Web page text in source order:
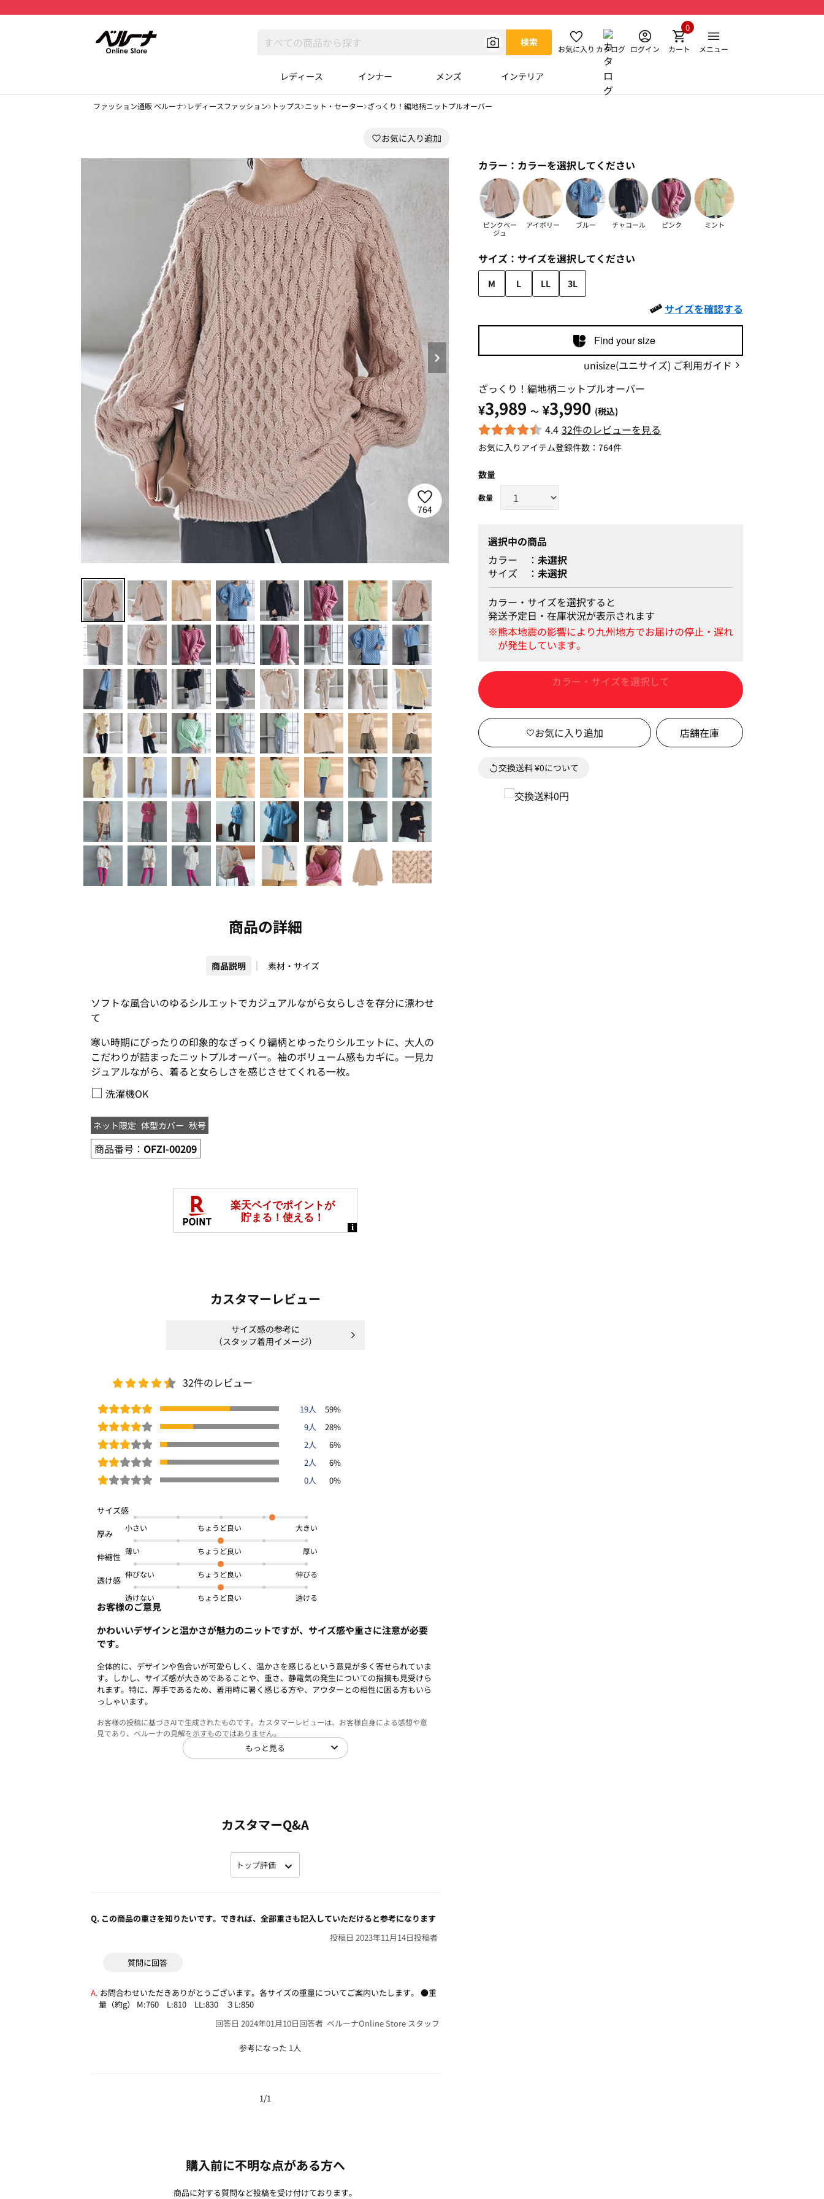
検索
お気に入り カタログ ログイン カート
0
メニュー
レディース インナー メンズ インテリア
ファッション通販 ベルーナ レディースファッション トップス ニット・セーター ざっくり！編地柄ニットプルオーバー
764
ピンクベージュ
商品の詳細
商品説明 素材・サイズ
ソフトな風合いのゆるシルエットでカジュアルながら女らしさを存分に漂わせ
て
寒い時期にぴったりの印象的なざっくり編柄とゆったりシルエットに、大人の
こだわりが詰まったニットプルオーバー。袖のボリューム感もカギに。一見カ
ジュアルながら、着ると女らしさを感じさせてくれる一枚。
□ 洗濯機OK
ネット限定 体型カバー 秋号
商品番号： OFZI-00209
カスタマーレビュー
サイズ感の参考に
（スタッフ着用イメージ）
32件のレビュー
19人
59%
9人
28%
2人
6%
2人
6%
0人
0%
小さい 大きい
薄い 厚い
伸びない 伸びる
透けない 透ける
お客様のご意見
かわいいデザインと温かさが魅力のニットですが、サイズ感や重さに注意が必要
です。
全体的に、デザインや色合いが可愛らしく、温かさを感じるという意見が多く寄せられていま
す。しかし、サイズ感が大きめであることや、重さ、静電気の発生についての指摘も見受けら
れます。特に、厚手であるため、着用時に暑く感じる方や、アウターとの相性に困る方もいら
っしゃいます。
お客様の投稿に基づきAIで生成されたものです。カスタマーレビューは、お客様自身による感想や意
見であり、ベルーナの見解を示すものではありません。
もっと見る
カスタマーQ&A
Q. この商品の重さを知りたいです。できれば、全部重さも記入していただけると参考になります
投稿者
投稿日 2023年11月14日
お問合わせいただきありがとうございます。各サイズの重量についてご案内いたします。 ●重
量（約g）
M:760 L:810 LL:830 ３L:850
回答者 ベルーナOnline Store スタッフ
回答日 2024年01月10日
参考になった 1人
質問に回答
1/1
購入前に不明な点がある方へ
商品に対する質問など投稿を受け付けております。
カラー： カラーを選択してください
ピンクベー
ジュ
アイボリー ブルー チャコール ピンク ミント
サイズ： サイズを選択してください
M L LL 3L
サイズを確認する
Find your size
unisize(ユニサイズ) ご利用ガイド
ざっくり！編地柄ニットプルオーバー
¥3,989 ～ ¥3,990 (税込)
4.4 32件のレビューを見る
お気に入りアイテム登録件数： 764件
数量
選択中の商品
カラー
未選択
サイズ
未選択
カラー・サイズを選択すると
発送予定日・在庫状況が表示されます
カートに入れる
店舗在庫
交換送料 ¥0について